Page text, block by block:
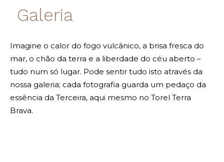
Galeria
Imagine o calor do fogo vulcânico, a brisa fresca do
mar, o chão da terra e a liberdade do céu aberto –
tudo num só lugar. Pode sentir tudo isto através da
nossa galeria; cada fotografia guarda um pedaço da
essência da Terceira, aqui mesmo no Torel Terra
Brava.